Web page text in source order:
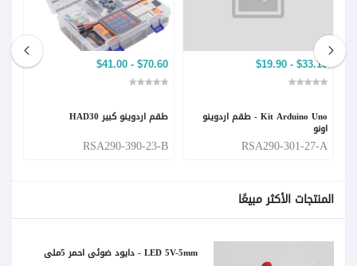
المنتجات الأكثر مبيعًا
LED 5V-5mm - دايود ضوئي احمر 5ملي
$33.10 - $19.90
Kit Arduino Uno - طقم اردوينو
اونو
RSA290-301-27-A
$70.60 - $41.00
طقم اردوينو كبير HAD30
RSA290-390-23-B